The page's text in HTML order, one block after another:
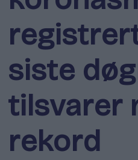
siste
tilsvarer
rekord